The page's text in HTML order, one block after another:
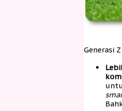
Generasi